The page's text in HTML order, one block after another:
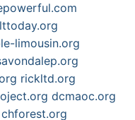
limousin.org
rickltd.org
dcmaoc.org
chforest.org